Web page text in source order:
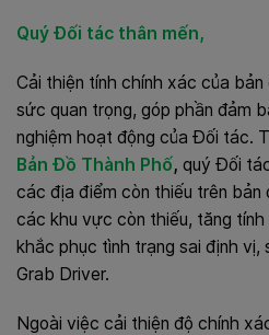
Quý Đối tác thân mến,
Cải thiện tính chính xác của
sức quan trọng, góp phần đảm
nghiệm hoạt động của Đối tác.
Bản Đồ Thành Phố, quý Đối
các địa điểm còn thiếu trên bản
các khu vực còn thiếu, tăng
khắc phục tình trạng sai định vị,
Grab Driver.
Ngoài việc cải thiện độ chính